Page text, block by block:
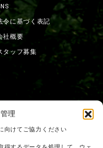
理
向けてご協力ください
令に基づく表記
社概要
タッフ募集